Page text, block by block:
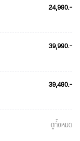
24,990.-
39,990.-
39,490.-
ดูทั้งหมด